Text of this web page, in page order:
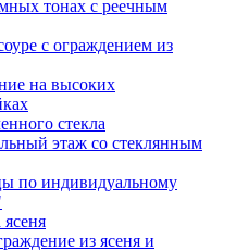
тонах с реечным
с ограждением из
на высоких
стекла
этаж со стеклянным
по индивидуальному
из ясеня и